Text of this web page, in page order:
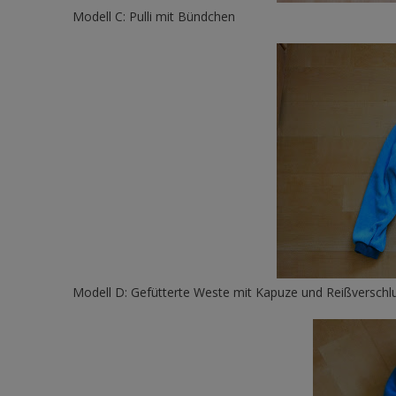
Modell C: Pulli mit Bündchen
Modell D: Gefütterte Weste mit Kapuze und